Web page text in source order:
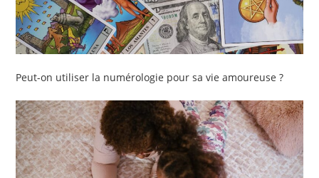
Peut-on utiliser la numérologie pour sa vie amoureuse ?